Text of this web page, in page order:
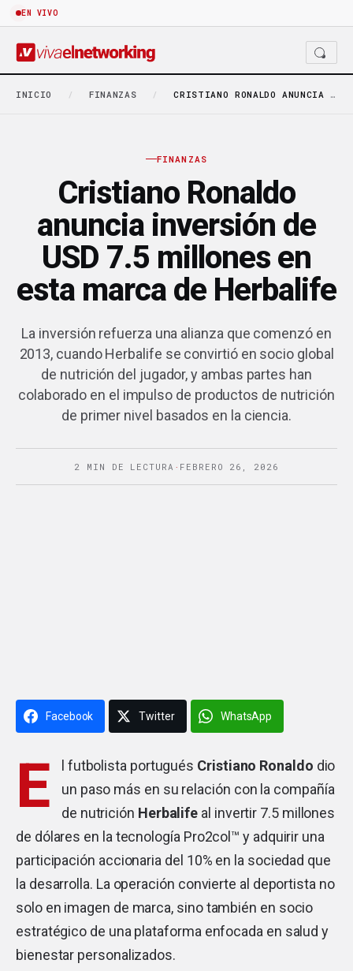
EN VIVO
INICIO / FINANZAS / CRISTIANO RONALDO ANUNCIA INVERSIÓN DE USD 7.5 MILLONES…
FINANZAS
Cristiano Ronaldo
anuncia inversión de
USD 7.5 millones en
esta marca de Herbalife
La inversión refuerza una alianza que comenzó en
2013, cuando Herbalife se convirtió en socio global
de nutrición del jugador, y ambas partes han
colaborado en el impulso de productos de nutrición
de primer nivel basados en la ciencia.
2 MIN DE LECTURA · FEBRERO 26, 2026
Facebook Twitter WhatsApp
E l futbolista portugués Cristiano Ronaldo dio
un paso más en su relación con la compañía
de nutrición Herbalife al invertir 7.5 millones
de dólares en la tecnología Pro2col™ y adquirir una
participación accionaria del 10% en la sociedad que
la desarrolla. La operación convierte al deportista no
solo en imagen de marca, sino también en socio
estratégico de una plataforma enfocada en salud y
bienestar personalizados.